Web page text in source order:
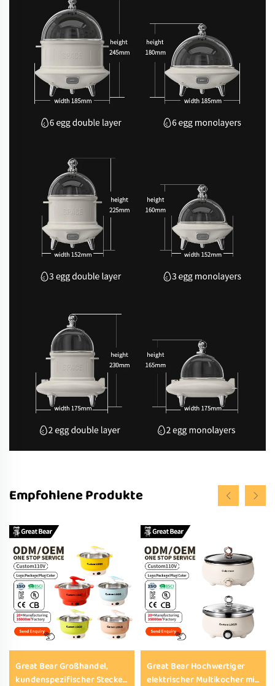
Empfohlene Produkte
Great Bear Großhandel,
kundenspezifischer Stecker,
Great Bear Hochwertiger
elektrischer Multikocher mit